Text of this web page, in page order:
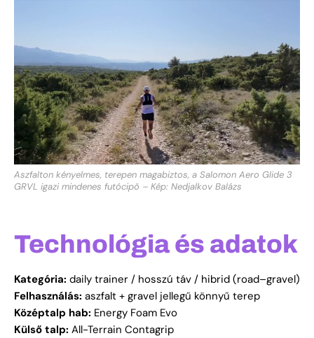
Aszfalton kényelmes, terepen magabiztos, a Salomon Aero Glide 3
GRVL igazi mindenes futócipő – Kép: Nedjalkov Balázs
Technológia és adatok
Kategória: daily trainer / hosszú táv / hibrid (road–gravel)
Felhasználás: aszfalt + gravel jellegű könnyű terep
Középtalp hab: Energy Foam Evo
Külső talp: All-Terrain Contagrip